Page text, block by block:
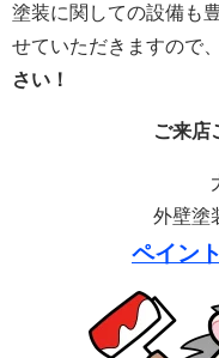
塗装に関しての設備も
せていただきますので、
さい！
ご来店
外壁塗
ペイン